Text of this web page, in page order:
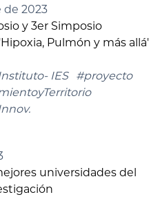
de 2023
y 3er Simposio
Pulmón y más allá'
IES
#proyecto
universidades del